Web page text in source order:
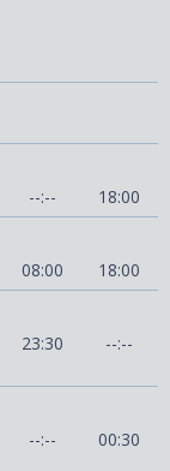
--:--
18:00
08:00
18:00
23:30 --:--
--:-- 00:30